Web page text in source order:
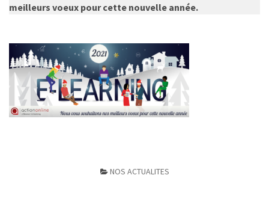
meilleurs voeux pour cette nouvelle année.
NOS ACTUALITES